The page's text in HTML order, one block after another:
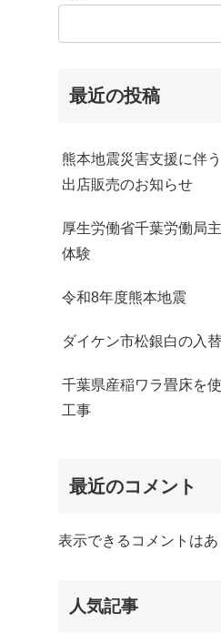
最近の投稿
熊本地震災害支援に伴
出店販売のお知らせ
厚生労働省千葉労働局
体験
令和8年度熊本地震
ダイケン市松銀白の入
千葉県産稲ワラ畳床を
工事
最近のコメント
表示できるコメントはあ
人気記事